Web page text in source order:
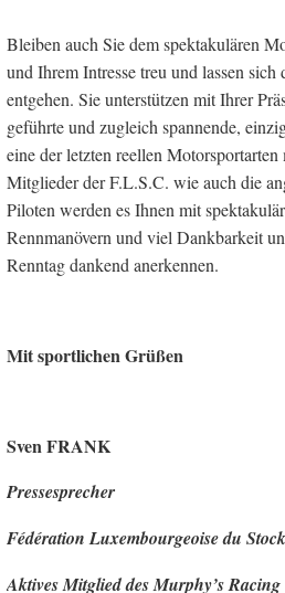
Bleiben auch Sie dem spektakulären
und Ihrem Intresse treu und lassen
entgehen. Sie unterstützen mit Ihrer
geführte und zugleich spannende,
eine der letzten reellen
Mitglieder der F.L.S.C. wie auch die
Piloten werden es Ihnen mit
Rennmanövern und viel Dankbarkeit
Renntag dankend anerkennen.
Mit sportlichen Grüßen
Sven FRANK
Pressesprecher
Fédération Luxembourgeoise du
Aktives Mitglied des Murphy’s Racing